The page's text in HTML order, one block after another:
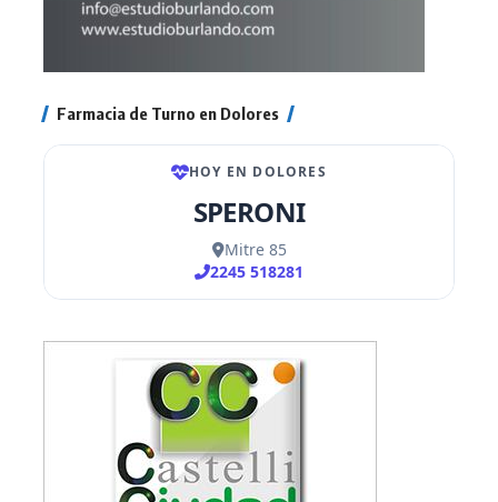
Farmacia de Turno en Dolores